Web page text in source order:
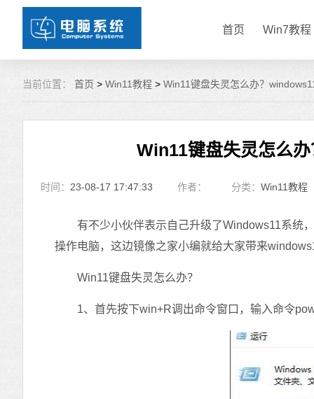
首页 Win7教程
当前位置： 首页 > Win11教程 > Win11键盘失灵怎么办？
Win11键盘失灵怎么
时间： 23-08-17 17:47:33 作者： 分类： Win11教程
有不少小伙伴表示自己升级了Windows11系统，
操作电脑，这边镜像之家小编就给大家带来
Win11键盘失灵怎么办？
1、首先按下win+R调出命令窗口，输入命令